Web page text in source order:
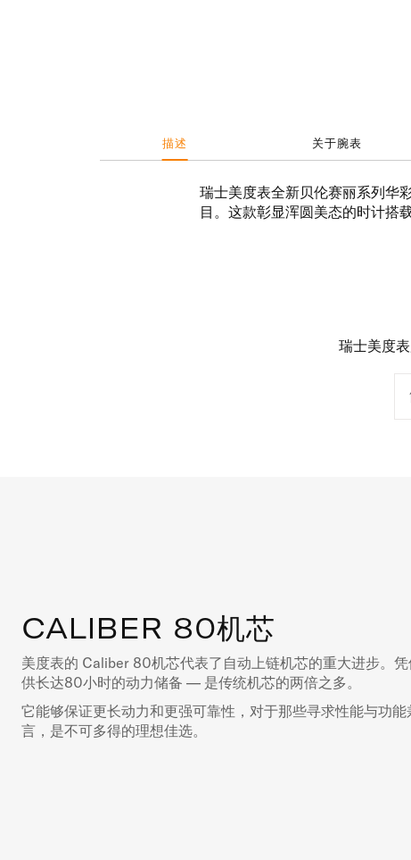
描述 关于腕表
瑞士美度表全新贝伦赛丽系列华
目。这款彰显浑圆美态的时计搭
瑞士美度
CALIBER 80机芯
美度表的 Caliber 80机芯代表了自动上链机芯的重大进步。
供长达80小时的动力储备 — 是传统机芯的两倍之多。
它能够保证更长动力和更强可靠性，对于那些寻求性能与功
言，是不可多得的理想佳选。